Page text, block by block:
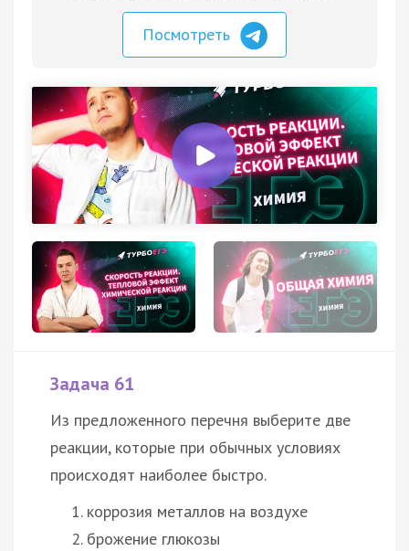
Посмотреть
Задача 61
Из предложенного перечня выберите две
реакции, которые при обычных условиях
происходят наиболее быстро.
коррозия металлов на воздухе
брожение глюкозы